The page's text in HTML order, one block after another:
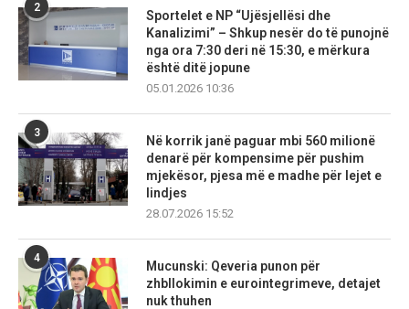
2
Sportelet e NP “Ujësjellësi dhe
Kanalizimi” – Shkup nesër do të punojnë
nga ora 7:30 deri në 15:30, e mërkura
është ditë jopune
05.01.2026 10:36
3
Në korrik janë paguar mbi 560 milionë
denarë për kompensime për pushim
mjekësor, pjesa më e madhe për lejet e
lindjes
28.07.2026 15:52
4
Mucunski: Qeveria punon për
zhbllokimin e eurointegrimeve, detajet
nuk thuhen